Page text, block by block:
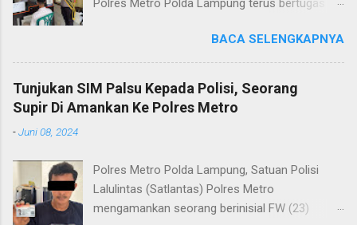
Polres Metro Polda Lampung terus bertugas
terkait layanan pengaduan, pelayanan SKCK dan
pelayanan Identifikasi sidik jari secara terpadu
kepada masyarakat. Senin (06/01/2025) Dalam
mewujudkan pelayanan prima kepolisian, SPKT
Heri Sulistyo Nugroho S.IK, M.IK mengatakan
“SPKT Polres Metro akan terus berusaha
memberikan pelayanan yang terbaik kepada
BACA SELENGKAPNYA
Tunjukan SIM Palsu Kepada Polisi, Seorang
Supir Di Amankan Ke Polres Metro
-Juni 08, 2024
Polres Metro Polda Lampung, Satuan Polisi
Lalulintas (Satlantas) Polres Metro
mengamankan seorang berinisial FW (23)